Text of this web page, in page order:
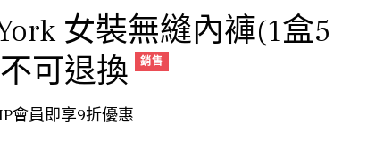
女裝無縫內褲(1盒5
可退換
銷售
會員即享9折優惠